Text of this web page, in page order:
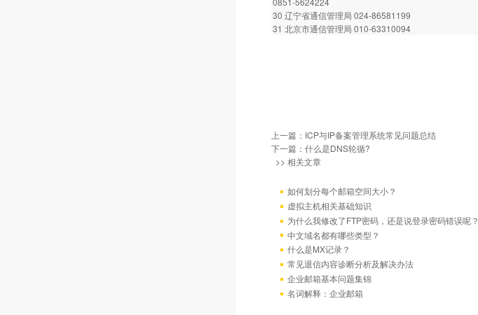
30 辽宁省通信管理局 024-86581199
31 北京市通信管理局 010-63310094
上一篇： ICP与IP备案管理系统常见问题总结
下一篇： 什么是DNS轮循?
>> 相关文章
如何划分每个邮箱空间大小？
虚拟主机相关基础知识
为什么我修改了FTP密码，还是说登录密码错误呢？
中文域名都有哪些类型？
什么是MX记录？
常见退信内容诊断分析及解决办法
企业邮箱基本问题集锦
名词解释：企业邮箱